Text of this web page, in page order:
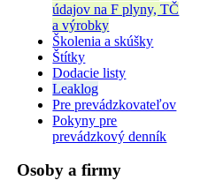
údajov na F plyny, TČ
a výrobky
Školenia a skúšky
Štítky
Dodacie listy
Leaklog
Pre prevádzkovateľov
Pokyny pre
prevádzkový denník
Osoby a firmy